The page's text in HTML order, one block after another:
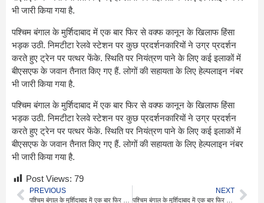
भी जारी किया गया है.
पश्चिम बंगाल के मुर्शिदाबाद में एक बार फिर से वक्फ कानून के खिलाफ हिंसा
भड़क उठी. निमटीटा रेलवे स्टेशन पर कुछ प्रदर्शनकारियों ने उग्र प्रदर्शन
करते हुए ट्रेन पर पत्थर फेंके. स्थिति पर नियंत्रण पाने के लिए कई इलाकों में
बीएसएफ के जवान तैनात किए गए हैं. लोगों की सहायता के लिए हेल्पलाइन नंबर
भी जारी किया गया है.
पश्चिम बंगाल के मुर्शिदाबाद में एक बार फिर से वक्फ कानून के खिलाफ हिंसा
भड़क उठी. निमटीटा रेलवे स्टेशन पर कुछ प्रदर्शनकारियों ने उग्र प्रदर्शन
करते हुए ट्रेन पर पत्थर फेंके. स्थिति पर नियंत्रण पाने के लिए कई इलाकों में
बीएसएफ के जवान तैनात किए गए हैं. लोगों की सहायता के लिए हेल्पलाइन नंबर
भी जारी किया गया है.
Post Views: 79
PREVIOUS NEXT